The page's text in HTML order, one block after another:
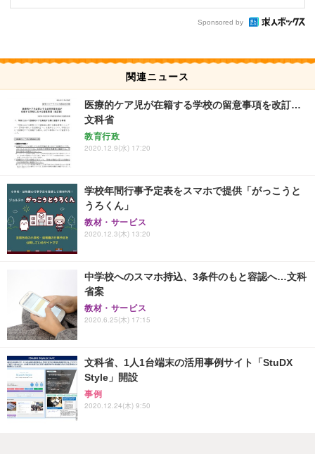
Sponsored by
関連ニュース
医療的ケア児が在籍する学校の留意事項を改訂…
文科省
教育行政
2020.12.9(水) 17:20
学校年間行事予定表をスマホで提供「がっこうと
うろくん」
教材・サービス
2020.12.3(木) 13:20
中学校へのスマホ持込、3条件のもと容認へ…文科
省案
教材・サービス
2020.6.25(木) 17:15
文科省、1人1台端末の活用事例サイト「StuDX
Style」開設
事例
2020.12.24(木) 9:50